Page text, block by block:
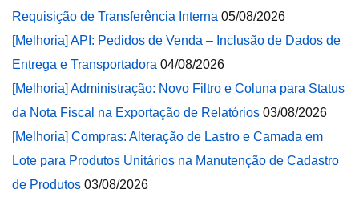
Requisição de Transferência Interna 05/08/2026
[Melhoria] API: Pedidos de Venda – Inclusão de Dados de
Entrega e Transportadora 04/08/2026
[Melhoria] Administração: Novo Filtro e Coluna para Status
da Nota Fiscal na Exportação de Relatórios 03/08/2026
[Melhoria] Compras: Alteração de Lastro e Camada em
Lote para Produtos Unitários na Manutenção de Cadastro
de Produtos 03/08/2026